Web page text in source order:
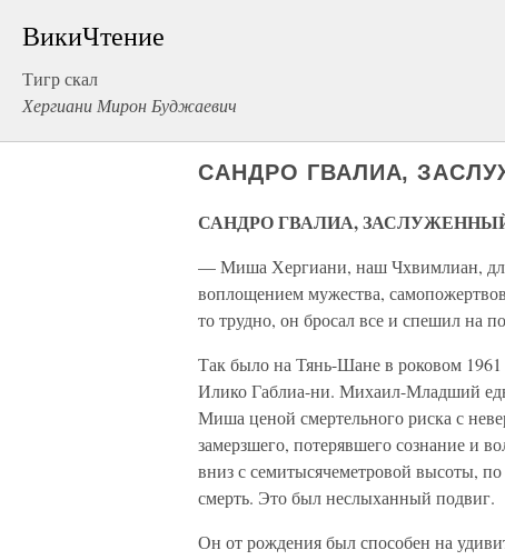
ВикиЧтение
Тигр скал
Хергиани Мирон Буджаевич
САНДРО ГВАЛИА,
САНДРО ГВАЛИА,
— Миша Хергиани, наш Чхвимлиан, для
воплоще­нием мужества,
то трудно, он бросал все и спешил на
Так было на Тянь-Шане в роковом
Илико Габлиа-ни. Михаил-Младший
Миша ценой смертельного риска с
замерзшего, потерявшего сознание и
вниз с семитысячеметровой высоты,
смерть. Это был неслыханный подвиг.
Он от рождения был способен на